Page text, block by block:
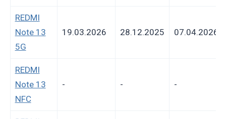
REDMI
Note 13
5G
19.03.2026 28.12.2025 07.04.2026
REDMI
Note 13
NFC
- - -